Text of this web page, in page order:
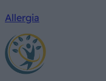
Allergia